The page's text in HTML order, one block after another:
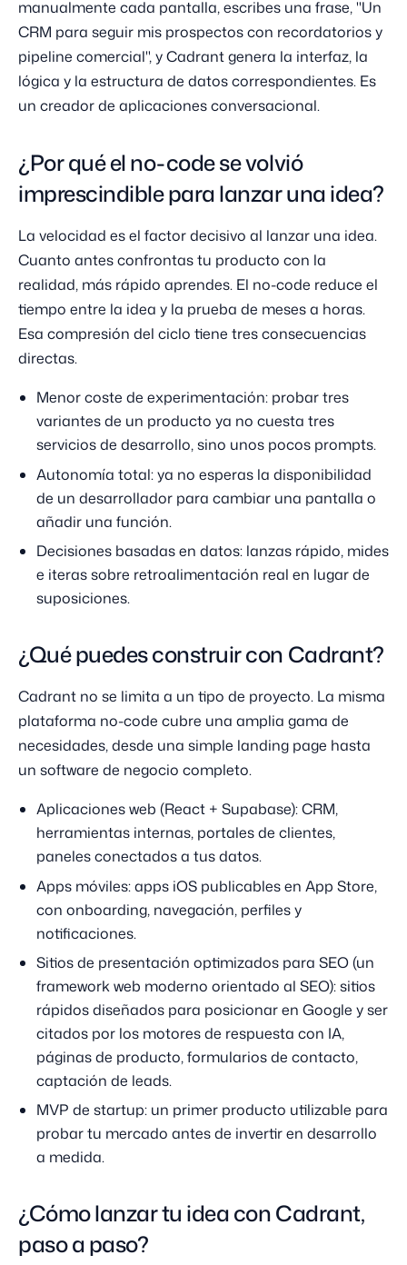
manualmente cada pantalla, escribes una frase, "Un
CRM para seguir mis prospectos con recordatorios y
pipeline comercial", y Cadrant genera la interfaz, la
lógica y la estructura de datos correspondientes. Es
un creador de aplicaciones conversacional.
¿Por qué el no-code se volvió
imprescindible para lanzar una idea?
La velocidad es el factor decisivo al lanzar una idea.
Cuanto antes confrontas tu producto con la
realidad, más rápido aprendes. El no-code reduce el
tiempo entre la idea y la prueba de meses a horas.
Esa compresión del ciclo tiene tres consecuencias
directas.
Menor coste de experimentación: probar tres
variantes de un producto ya no cuesta tres
servicios de desarrollo, sino unos pocos prompts.
Autonomía total: ya no esperas la disponibilidad
de un desarrollador para cambiar una pantalla o
añadir una función.
Decisiones basadas en datos: lanzas rápido, mides
e iteras sobre retroalimentación real en lugar de
suposiciones.
¿Qué puedes construir con Cadrant?
Cadrant no se limita a un tipo de proyecto. La misma
plataforma no-code cubre una amplia gama de
necesidades, desde una simple landing page hasta
un software de negocio completo.
Aplicaciones web (React + Supabase): CRM,
herramientas internas, portales de clientes,
paneles conectados a tus datos.
Apps móviles: apps iOS publicables en App Store,
con onboarding, navegación, perfiles y
notificaciones.
Sitios de presentación optimizados para SEO (un
framework web moderno orientado al SEO): sitios
rápidos diseñados para posicionar en Google y ser
citados por los motores de respuesta con IA,
páginas de producto, formularios de contacto,
captación de leads.
MVP de startup: un primer producto utilizable para
probar tu mercado antes de invertir en desarrollo
a medida.
¿Cómo lanzar tu idea con Cadrant,
paso a paso?